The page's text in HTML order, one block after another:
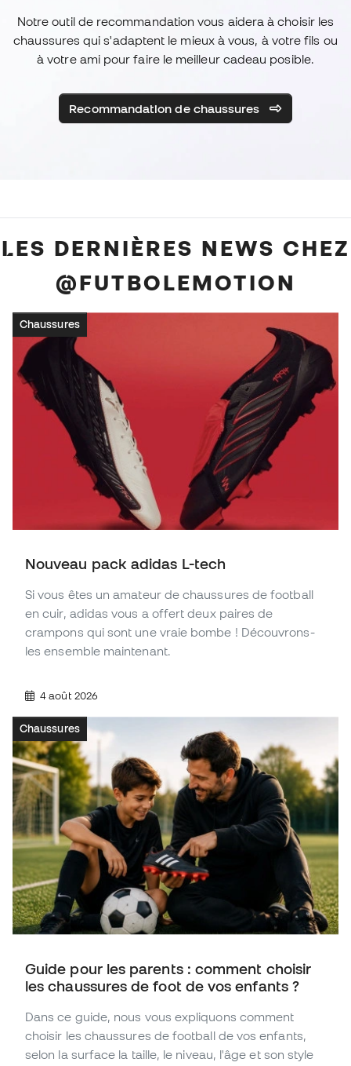
Notre outil de recommandation vous aidera à choisir les
chaussures qui s'adaptent le mieux à vous, à votre fils ou
à votre ami pour faire le meilleur cadeau posible.
Recommandation de chaussures
LES DERNIÈRES NEWS CHEZ
@FUTBOLEMOTION
Chaussures
Nouveau pack adidas L-tech
Si vous êtes un amateur de chaussures de football
en cuir, adidas vous a offert deux paires de
crampons qui sont une vraie bombe ! Découvrons-
les ensemble maintenant.
4 août 2026
Chaussures
Guide pour les parents : comment choisir
les chaussures de foot de vos enfants ?
Dans ce guide, nous vous expliquons comment
choisir les chaussures de football de vos enfants,
selon la surface la taille, le niveau, l'âge et son style